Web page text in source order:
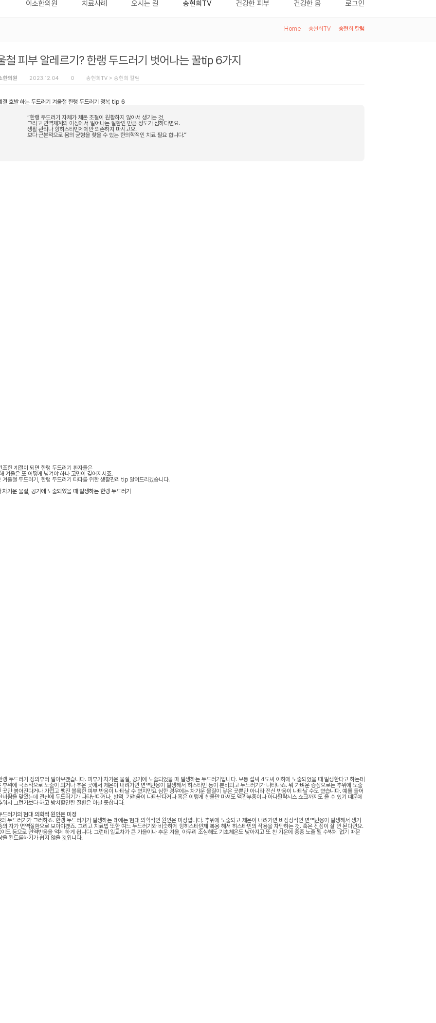
이소한의원 치료사례 오시는 길 송현희TV 건강한 피부 건강한 몸 로그인
Home 송현희TV 송현희 칼럼
철 피부 알레르기? 한랭 두드러기 벗어나는 꿀tip 6가지
한의원 2023.12.04 0 송현희TV > 송현희 칼럼
절 호발 하는 두드러기 겨울철 한랭 두드러기 정복 tip 6
“한랭 두드러기 자체가 체온 조절이 원활하지 않아서 생기는 것,
그리고 면역체계의 이상에서 일어나는 질환인 만큼 정도가 심하다면요.
생활 관리나 항히스타민제에만 의존하지 마시고요.
보다 근본적으로 몸의 균형을 찾을 수 있는 한의학적인 치료 필요 합니다.”
조한 계절이 되면 한랭 두드러기 환자들은
겨울은 또 어떻게 넘겨야 하나 고민이 깊어지시죠.
겨울철 두드러기, 한랭 두드러기 타파를 위한 생활관리 tip 알려드리겠습니다.
차가운 물질, 공기에 노출되었을 때 발생하는 한랭 두드러기
랭 두드러기 정의부터 알아보겠습니다. 피부가 차가운 물질, 공기에 노출되었을 때 발생하는 두드러기입니다. 보통 섭씨 4도씨 이하에 노출되었을 때 발생한다고 하는데
부위에 국소적으로 노출이 되거나 추운 곳에서 체온이 내려가면 면역반응이 발생해서 히스타민 등이 분비되고 두드러기가 나타나죠. 뭐 가벼운 증상으로는 추위에 노출
곳만 붉어진다거나 가렵고 팽진 볼록한 피부 반응이 나타날 수 있지만요 심한 경우에는 차가운 물질이 닿은 곳뿐만 아니라 전신 반응이 나타날 수도 있습니다. 예를 들어
바람을 맞았는데 전신에 두드러기가 나타난다거나, 발적, 가려움이 나타난다거나 혹은 이렇게 찬물만 마셔도 맥관부종이나 아나필락시스 쇼크까지도 올 수 있기 때문에
워서 그런가보다 하고 방치할만한 질환은 아닐 듯합니다.
드러기의 현대 의학적 원인은 미정
의 두드러기가 그러하죠. 한랭 두드러기가 발생하는 데에는 현대 의학적인 원인은 미정입니다. 추위에 노출되고 체온이 내려가면 비정상적인 면역반응이 발생해서 생기
의 자가 면역질환으로 보아야겠죠. 그리고 치료법 또한 여느 두드러기와 비슷하게 항히스타민제 복용 해서 히스타민의 작용을 차단하는 것. 혹은 진정이 잘 안 된다면요.
드 등으로 면역반응을 억제 하게 됩니다. 그런데 일교차가 큰 가을이나 추운 겨울, 아무리 조심해도 기초체온도 낮아지고 또 찬 기운에 종종 노출 될 수밖에 없기 때문
을 컨트롤하기가 쉽지 않을 것입니다.